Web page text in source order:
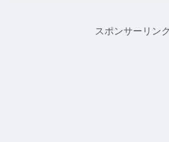
スポンサーリンク